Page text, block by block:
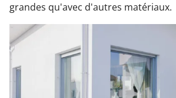
grandes qu'avec d'autres matériaux.